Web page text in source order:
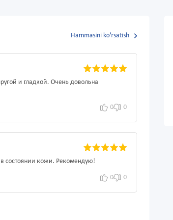
Hammasini ko'rsatish
и гладкой. Очень довольна
0 0
состоянии кожи. Рекомендую!
0 0